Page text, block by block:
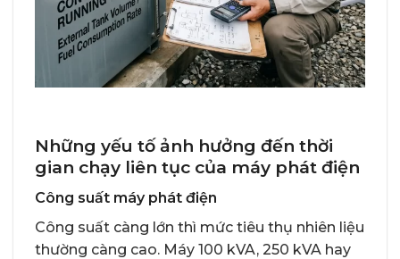
Những yếu tố ảnh hưởng đến thời
gian chạy liên tục của máy phát điện
Công suất máy phát điện
Công suất càng lớn thì mức tiêu thụ nhiên liệu
thường càng cao. Máy 100 kVA, 250 kVA hay